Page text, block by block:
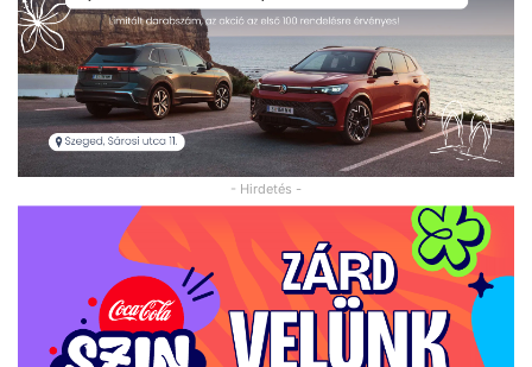
- Hirdetés -